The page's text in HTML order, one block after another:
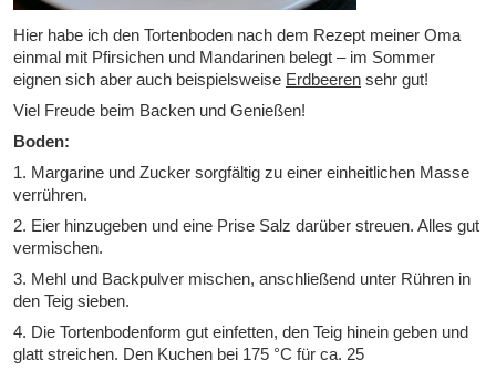
Hier habe ich den Tortenboden nach dem Rezept meiner Oma
einmal mit Pfirsichen und Mandarinen belegt – im Sommer
eignen sich aber auch beispielsweise Erdbeeren sehr gut!
Viel Freude beim Backen und Genießen!
Boden:
1. Margarine und Zucker sorgfältig zu einer einheitlichen Masse
verrühren.
2. Eier hinzugeben und eine Prise Salz darüber streuen. Alles gut
vermischen.
3. Mehl und Backpulver mischen, anschließend unter Rühren in
den Teig sieben.
4. Die Tortenbodenform gut einfetten, den Teig hinein geben und
glatt streichen. Den Kuchen bei 175 °C für ca. 25